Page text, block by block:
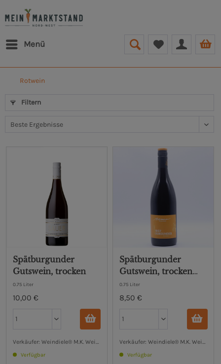
Menü
Rotwein
Filtern
Spätburgunder
Gutswein, trocken
0.75 Liter
10,00 €
Verkäufer: Weindiele® M.K. Weinhandel UG (haftungsbeschränkt)
Verfügbar
Spätburgunder
Gutswein, trocken
Bioweingut Hemer
0.75 Liter
8,50 €
Verkäufer: Weindiele® M.K.
Verfügbar